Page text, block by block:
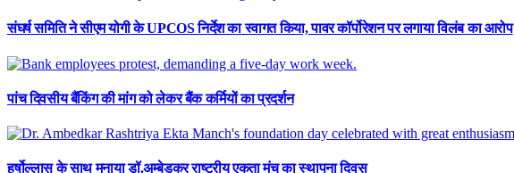
संघर्ष समिति ने सीएम योगी के UPCOS निर्देश का स्वागत किया, पावर कॉर्पोरेशन पर लगाया विलंब का आरोप
पांच दिवसीय बैंकिंग की मांग को लेकर बैंक कर्मियों का प्रदर्शन
हर्षोल्लास के साथ मनाया डॉ.अम्बेडकर राष्ट्रीय एकता मंच का स्थापना दिवस